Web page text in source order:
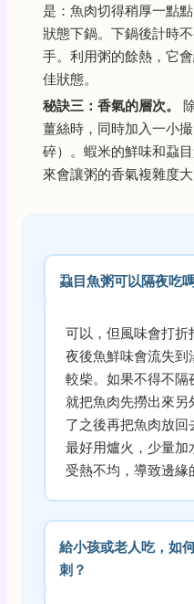
是：魚肉切得稍厚一點
狀態下鍋。下鍋後計時
手。利用粥的餘熱，它
佳狀態。
秘訣三：香氣的層次。
薑絲時，同時加入一小
碎）。蝦米的鮮味和蝨
來會讓粥的香氣複雜度
蝨目魚粥可以隔夜吃
可以，但風味會打
夜後魚鮮味會流失到
較柴。如果不得不隔
就把魚肉先撈出來另
了之後再把魚肉放
最好用爐火，少量加
受熱不均，導致邊緣
給小孩或老人吃，如
刺？